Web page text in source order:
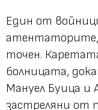
Един от
атентаторите,
точен.
болницата,
Мануел Буица и
застреляни от